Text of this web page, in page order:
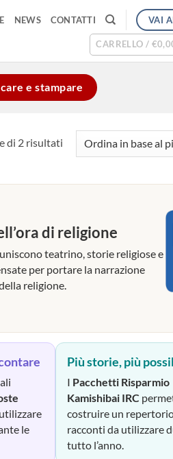
NEWS CONTATTI VAI
CARRELLO / €
e stampare
di 2 risultatiOrdina
recente
di religione
teatrino, storie religiose e
per portare la narrazione
religione.
le
Più storie, più
I Pacchetti Risparmio
Kamishibai IRC
costruire un
racconti da utilizzare
tutto l’anno.